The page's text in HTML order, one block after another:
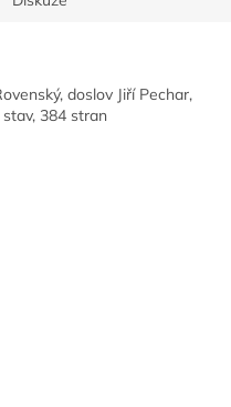
doslov Jiří Pechar,
384 stran